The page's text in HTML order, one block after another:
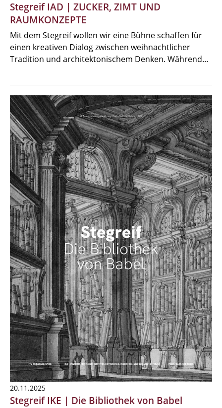
Stegreif IAD | ZUCKER, ZIMT UND
RAUMKONZEPTE
Mit dem Stegreif wollen wir eine Bühne schaffen für
einen kreativen Dialog zwischen weihnachtlicher
Tradition und architektonischem Denken. Während…
20.11.2025
Stegreif IKE | Die Bibliothek von Babel